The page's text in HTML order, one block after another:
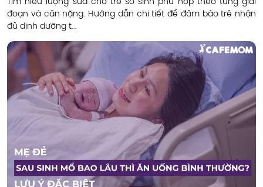
đoạn và cân nặng. Hướng dẫn chi tiết để đảm bảo trẻ nhận
đủ dinh dưỡng t...